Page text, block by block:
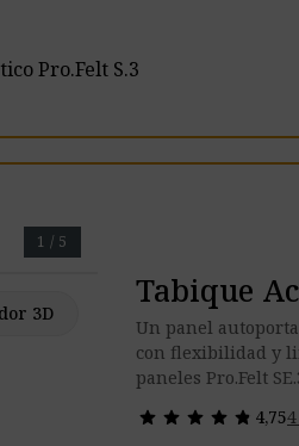
Pro.Felt S.3
3D
1 / 5
Tabique
Un panel
con flexibilidad y
paneles Pro.Felt
star star star star star
star star star star star 4,75